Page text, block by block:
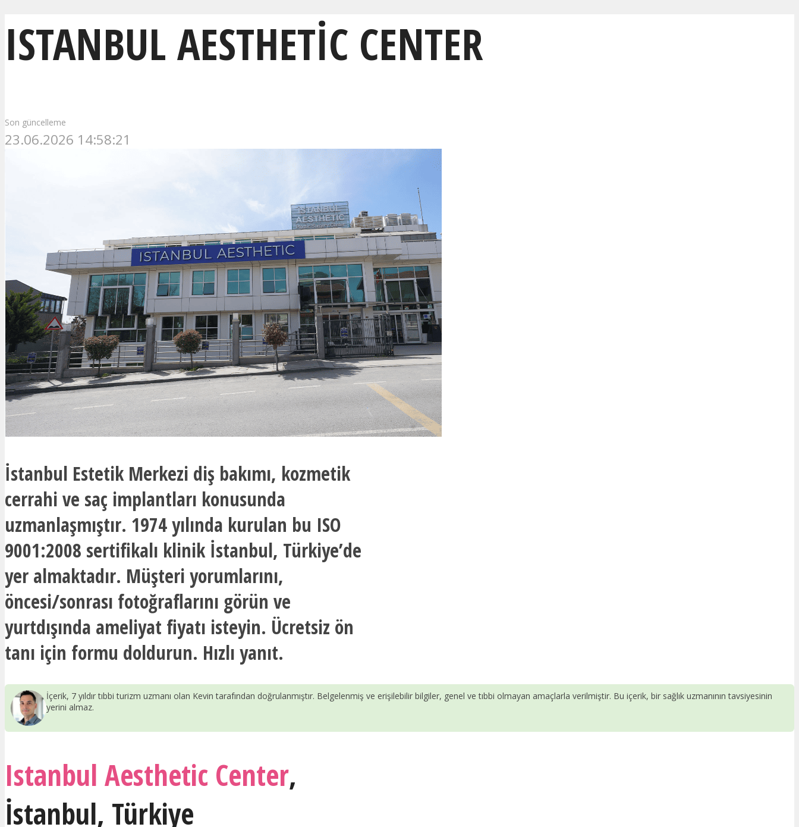
ISTANBUL AESTHETIC CENTER
Son güncelleme
23.06.2026 14:58:21
İstanbul Estetik Merkezi diş bakımı, kozmetik
cerrahi ve saç implantları konusunda
uzmanlaşmıştır. 1974 yılında kurulan bu ISO
9001:2008 sertifikalı klinik İstanbul, Türkiye’de
yer almaktadır. Müşteri yorumlarını,
öncesi/sonrası fotoğraflarını görün ve
yurtdışında ameliyat fiyatı isteyin. Ücretsiz ön
tanı için formu doldurun. Hızlı yanıt.
İçerik, 7 yıldır tıbbi turizm uzmanı olan Kevin tarafından doğrulanmıştır. Belgelenmiş ve erişilebilir bilgiler, genel ve tıbbi olmayan amaçlarla verilmiştir. Bu içerik, bir sağlık uzmanının tavsiyesinin
yerini almaz.
Istanbul Aesthetic Center,
İstanbul, Türkiye